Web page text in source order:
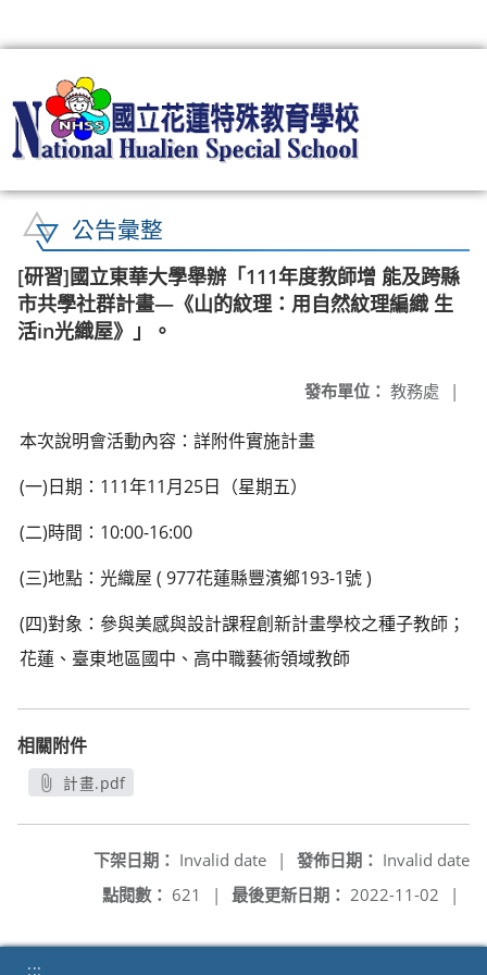
公告彙整
[研習]國立東華大學舉辦「111年度教師增 能及跨縣
市共學社群計畫—《山的紋理：用自然紋理編織 生
活in光織屋》」。
發布單位： 教務處 |
本次說明會活動內容：詳附件實施計畫
(一)日期：111年11月25日（星期五）
(二)時間：10:00-16:00
(三)地點：光織屋 ( 977花蓮縣豐濱鄉193-1號 )
(四)對象：參與美感與設計課程創新計畫學校之種子教師；
花蓮、臺東地區國中、高中職藝術領域教師
相關附件
計畫.pdf
發佈日期： Invalid date
下架日期： Invalid date
|
最後更新日期： 2022-11-02 |
點閱數： 621 |
:::